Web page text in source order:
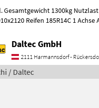
1300kg Nutzlast 795kg Innenmaße: 2580x1400x1480
Daltec GmbH
2111 Harmannsdorf -
/ Daltec